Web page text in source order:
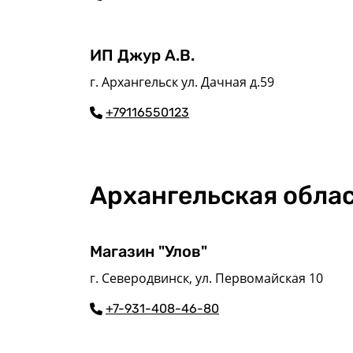
ИП Джур А.В.
г. Архангельск ул. Дачная д.59
+79116550123‬
Архангельская
Магазин "Улов"
г. Северодвинск, ул. Первомайская 10
+7-931-408-46-80